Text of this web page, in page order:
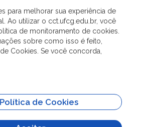
para melhorar sua experiência de
Ao utilizar o cct.ufcg.edu.br, você
de monitoramento de cookies.
sobre como isso é feito,
Cookies. Se você concorda,
de Cookies